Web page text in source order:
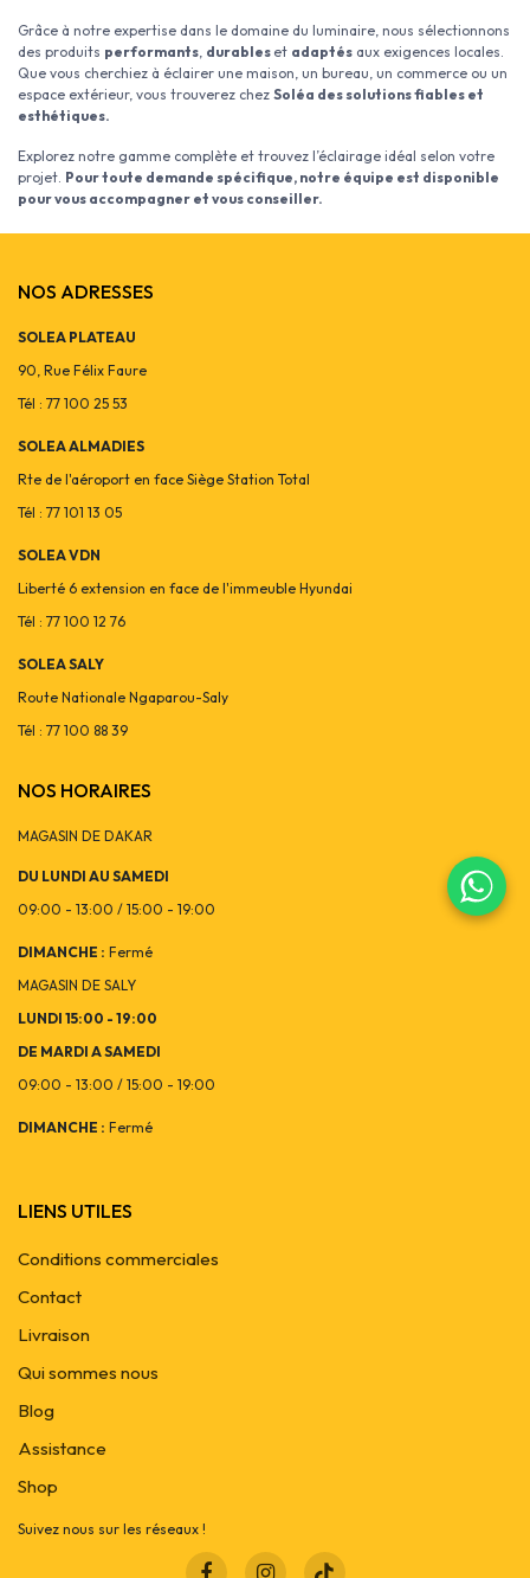
Grâce à notre expertise dans le domaine du luminaire, nous sélectionnons
des produits performants, durables et adaptés aux exigences locales.
Que vous cherchiez à éclairer une maison, un bureau, un commerce ou un
espace extérieur, vous trouverez chez Soléa des solutions fiables et
esthétiques.
Explorez notre gamme complète et trouvez l’éclairage idéal selon votre
projet. Pour toute demande spécifique, notre équipe est disponible
pour vous accompagner et vous conseiller.
NOS ADRESSES
SOLEA PLATEAU
90, Rue Félix Faure
Tél : 77 100 25 53
SOLEA ALMADIES
Rte de l'aéroport en face Siège Station Total
Tél : 77 101 13 05
SOLEA VDN
Liberté 6 extension en face de l'immeuble Hyundai
Tél : 77 100 12 76
SOLEA SALY
Route Nationale Ngaparou-Saly
Tél : 77 100 88 39
NOS HORAIRES
MAGASIN DE DAKAR
DU LUNDI AU SAMEDI
09:00 - 13:00 / 15:00 - 19:00
DIMANCHE : Fermé
MAGASIN DE SALY
LUNDI 15:00 - 19:00
DE MARDI A SAMEDI
09:00 - 13:00 / 15:00 - 19:00
DIMANCHE : Fermé
LIENS UTILES
Conditions commerciales
Contact
Livraison
Qui sommes nous
Blog
Assistance
Shop
Suivez nous sur les réseaux !